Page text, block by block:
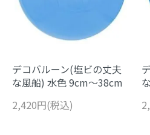
デコバルーン(塩ビの丈夫
な風船) 水色 9cm～38cm
2,420円(税込)